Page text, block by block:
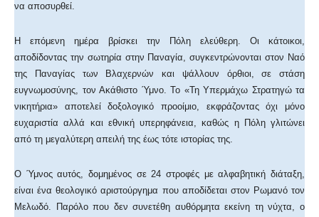
να αποσυρθεί.
Η επόμενη ημέρα βρίσκει την Πόλη ελεύθερη. Οι κάτοικοι,
αποδίδοντας την σωτηρία στην Παναγία, συγκεντρώνονται στον Ναό
της Παναγίας των Βλαχερνών και ψάλλουν όρθιοι, σε στάση
ευγνωμοσύνης, τον Ακάθιστο Ύμνο. Το «Τη Υπερμάχω Στρατηγώ τα
νικητήρια» αποτελεί δοξολογικό προοίμιο, εκφράζοντας όχι μόνο
ευχαριστία αλλά και εθνική υπερηφάνεια, καθώς η Πόλη γλιτώνει
από τη μεγαλύτερη απειλή της έως τότε ιστορίας της.
Ο Ύμνος αυτός, δομημένος σε 24 στροφές με αλφαβητική διάταξη,
είναι ένα θεολογικό αριστούργημα που αποδίδεται στον Ρωμανό τον
Μελωδό. Παρόλο που δεν συνετέθη αυθόρμητα εκείνη τη νύχτα, ο